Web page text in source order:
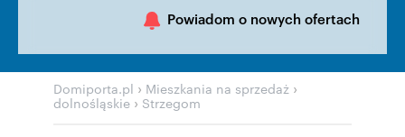
Powiadom o nowych ofertach
Domiporta.pl › Mieszkania na sprzedaż ›
dolnośląskie › Strzegom